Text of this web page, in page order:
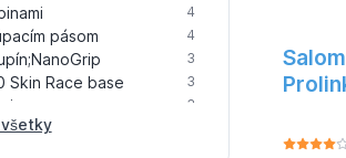
4
pásom 4
3
Skin Race base 3
3
base